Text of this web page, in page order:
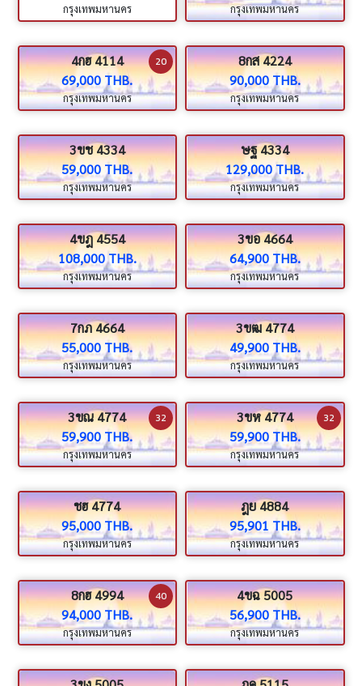
กรุงเทพมหานคร กรุงเทพมหานคร
4กฮ 4114
69,000 THB.
กรุงเทพมหานคร
20
8กส 4224
90,000 THB.
กรุงเทพมหานคร
3ขช 4334
59,000 THB.
กรุงเทพมหานคร
ษฐ 4334
129,000 THB.
กรุงเทพมหานคร
4ขฎ 4554
108,000 THB.
กรุงเทพมหานคร
3ขอ 4664
64,900 THB.
กรุงเทพมหานคร
7กภ 4664
55,000 THB.
กรุงเทพมหานคร
3ขฒ 4774
49,900 THB.
กรุงเทพมหานคร
3ขณ 4774
59,900 THB.
กรุงเทพมหานคร
32
3ขห 4774
59,900 THB.
กรุงเทพมหานคร
32
ชฮ 4774
95,000 THB.
กรุงเทพมหานคร
ฎย 4884
95,901 THB.
กรุงเทพมหานคร
8กฮ 4994
94,000 THB.
กรุงเทพมหานคร
40
4ขฉ 5005
56,900 THB.
กรุงเทพมหานคร